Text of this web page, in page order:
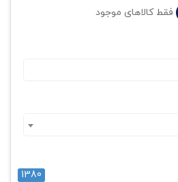
فقط کالاهای موجود
1380